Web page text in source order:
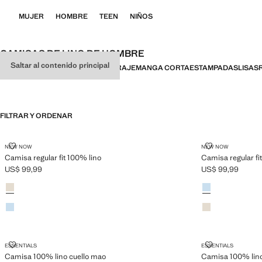
Saltar al contenido principal
MUJER HOMBRE TEEN NIÑOS
CAMISAS DE LINO DE HOMBRE
TODOSLIM FITREGULAR FITLINO TRAJEMANGA CORTAESTAMPADASLISAS
FILTRAR Y ORDENAR
NEW NOW
Camisa regular fit 100% lino
CAMISA REGULAR FIT 100% LINO
Precio actual [US$ 99,99 ]
US$ 99,99
Colores
Arena
Azul celeste
NEW NOW
Camisa regular
CAMISA
Precio actual
US$ 99,99
Colores
Azul celeste
Arena
ESSENTIALS
Camisa 100% lino cuello mao
CAMISA 100% LINO CUELLO MAO ESSENTIALS
Camisa 100%
CAMISA 100%